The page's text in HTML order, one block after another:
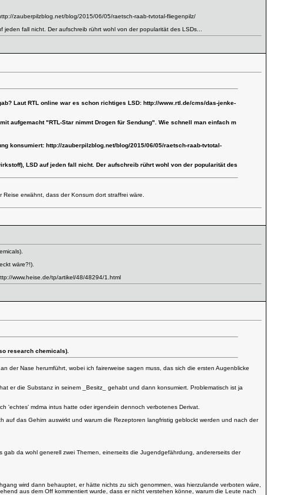
zauberpilzblog.net/blog/2015/06/05/raetsch-raab-tvtotal-fliegenpilz/
fall nicht. Der aufschreib rührt wohl von der popularität des LSDs...
Laut RTL online war es schon richtiges LSD: http://www.rtl.de/cms/das-jenke-
aufgemacht "RTL-Star nimmt Drogen für Sendung". Wie schnell man einfach m
konsumiert: http://zauberpilzblog.net/blog/2015/06/05/raetsch-raab-tvtotal-
LSD auf jeden fall nicht. Der aufschreib rührt wohl von der popularität des
erwähnt, dass der Konsum dort straffrei wäre.
wäre?!).
www.heise.de/tp/artikel/48/48294/1.html
research chemicals).
der Nase herumführt, wobei ich fairerweise sagen muss, das sich die ersten Augenblicke
er die Substanz in seinem _Besitz_ gehabt und dann konsumiert. Problematisch ist ja
'echtes' mdma intus hatte oder irgendein dennoch verbotenes Derivat.
auf das Gehirn auswirkt und warum die Rezeptoren langfristig geblockt werden und nach der
da wohl generell zwei Themen, einerseits die Jugendgefährdung, andererseits der
wird dann behauptet, er hätte nichts zu sich genommen, was hierzulande verboten wäre,
aus dem Off kommentiert wurde, dass er nicht verstehen könne, warum die Leute nach